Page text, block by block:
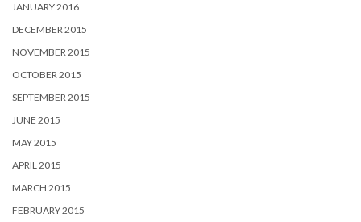
JANUARY 2016
DECEMBER 2015
NOVEMBER 2015
OCTOBER 2015
SEPTEMBER 2015
JUNE 2015
MAY 2015
APRIL 2015
MARCH 2015
FEBRUARY 2015